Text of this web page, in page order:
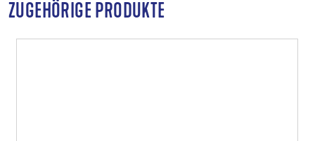
ZUGEHÖRIGE PRODUKTE